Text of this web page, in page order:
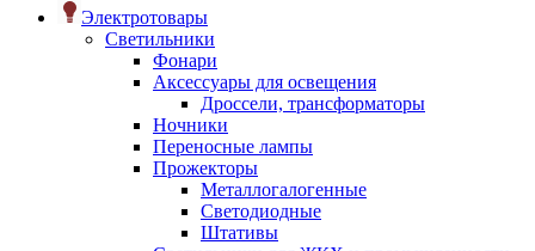
Электротовары
Светильники
Фонари
Аксессуары для освещения
Дроссели, трансформаторы
Ночники
Переносные лампы
Прожекторы
Металлогалогенные
Светодиодные
Штативы